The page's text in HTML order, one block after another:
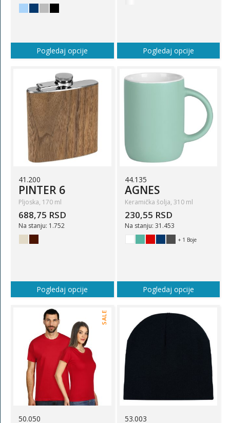
Pogledaj opcije Pogledaj opcije
41.200
PINTER 6
Pljoska, 170 ml
688,75 RSD
Na stanju: 1.752
Pogledaj opcije
44.135
AGNES
Keramička šolja, 310 ml
230,55 RSD
Na stanju: 31.453
+ 1 Boje
Pogledaj opcije
SALE
50.050 53.003